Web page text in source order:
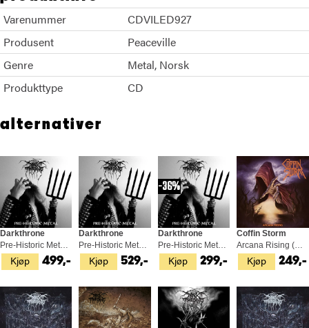
Varenummer
CDVILED927
Produsent
Peaceville
Genre
Metal Norsk
Produkttype
CD
alternativer
Kjøp
Darkthrone
Pre-Historic Metal - LTD (LP)
499,- Kjøp
Darkthrone
Pre-Historic Metal - LTD (LP)
529,- Kjøp
36%
Darkthrone
Pre-Historic Metal (LP)
299,- Kjøp
Coffin Storm
Arcana Rising (CD)
249,-